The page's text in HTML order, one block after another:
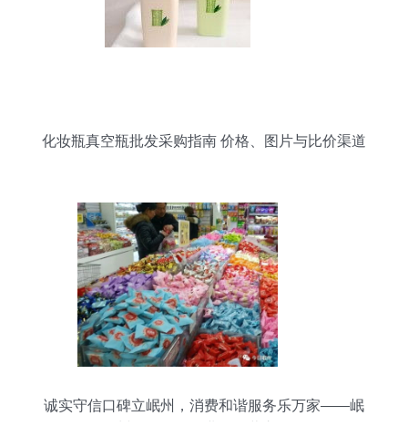
化妆瓶真空瓶批发采购指南 价格、图片与比价渠道
诚实守信口碑立岷州，消费和谐服务乐万家——岷